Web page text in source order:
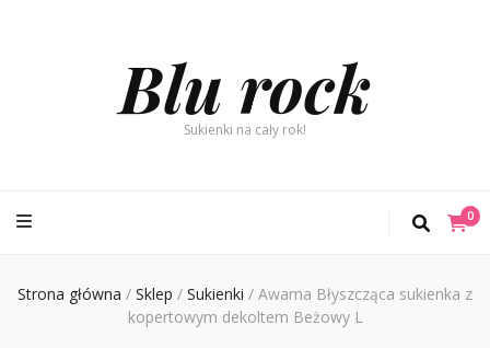
Blu rock
Sukienki na cały rok!
0
Strona główna / Sklep / Sukienki / Awama Błyszcząca sukienka z
kopertowym dekoltem Beżowy L